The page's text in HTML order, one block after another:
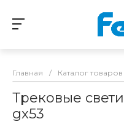
Главная / Каталог товаров
Трековые
gx53